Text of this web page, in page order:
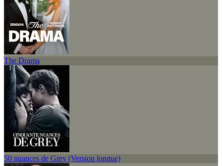
The Drama
50 nuances de Grey (Version longue)